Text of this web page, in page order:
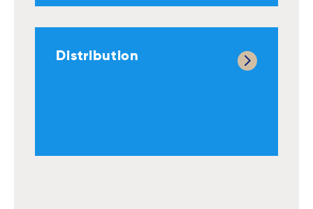
Distribution